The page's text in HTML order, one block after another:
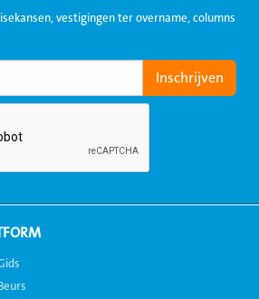
vestigingen ter overname, columns